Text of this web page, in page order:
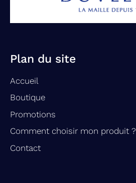
Plan du site
Accueil
Boutique
Promotions
Comment choisir mon produit ?
Contact